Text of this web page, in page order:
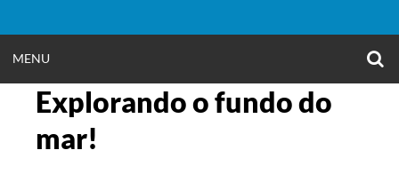
MENU
MENU
Explorando o fundo do
mar!